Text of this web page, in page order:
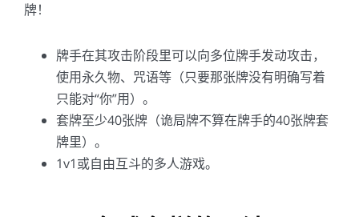
牌！
牌手在其攻击阶段里可以向多位牌手发动攻击，
使用永久物、咒语等（只要那张牌没有明确写着
只能对“你”用）。
套牌至少40张牌（诡局牌不算在牌手的40张牌套
牌里）。
1v1或自由互斗的多人游戏。